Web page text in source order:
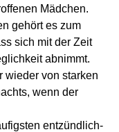
Mädchen.
gehört es zum
sich mit der Zeit
abnimmt.
wieder von starken
wenn der
entzündlich-